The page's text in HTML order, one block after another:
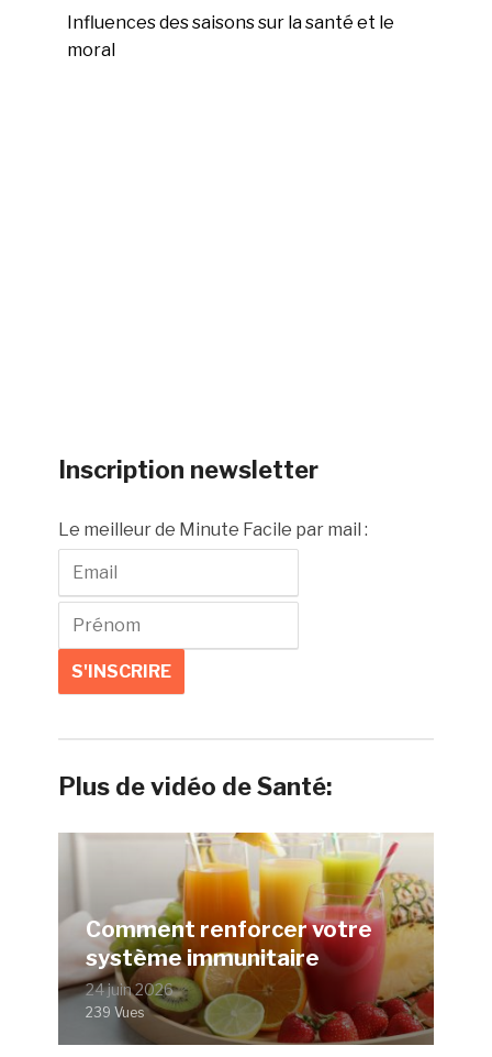
Influences des saisons sur la santé et le
moral
Inscription newsletter
Le meilleur de Minute Facile par mail :
Plus de vidéo de Santé:
Comment renforcer votre
système immunitaire
24 juin 2026
239 Vues